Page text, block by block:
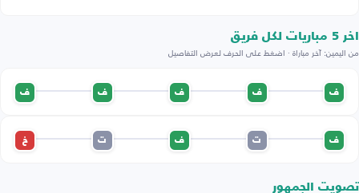
اخر 5 مباريات لكل فريق
من اليمين: آخر مباراة · اضغط على الحرف لعرض التفاصيل
ف ف ف ف ف
ف ت ف ت خ
تصويت الجمهور